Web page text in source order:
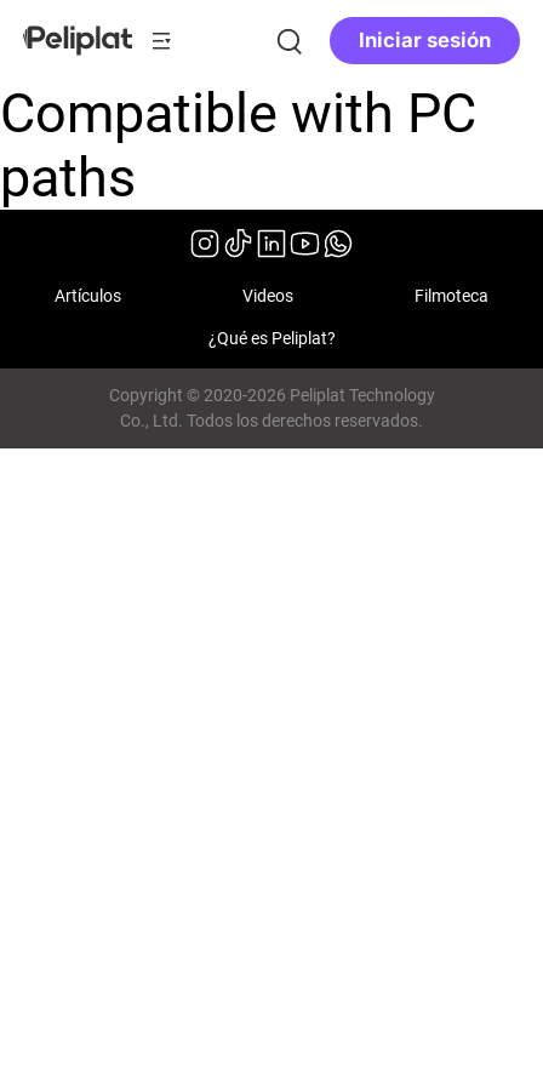
Iniciar sesión
Compatible with PC
paths
Artículos Videos Filmoteca
¿Qué es Peliplat?
Copyright © 2020-2026 Peliplat Technology
Co., Ltd. Todos los derechos reservados.